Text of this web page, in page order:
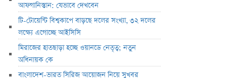
আফগানিস্তান: যেভাবে দেখবেন
টি-টোয়েন্টি বিশ্বকাপে বাড়ছে দলের সংখ্যা, ৩২ দলের
লক্ষ্যে এগোচ্ছে আইসিসি
মিরাজের হাতছাড়া হচ্ছে ওয়ানডে নেতৃত্ব; নতুন
অধিনায়ক কে
বাংলাদেশ-ভারত সিরিজ আয়োজন নিয়ে সুখবর